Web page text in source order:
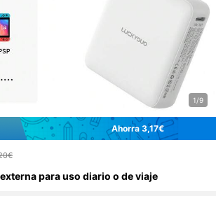
1/9
Ahorra 3,17€
para uso diario o de viaje